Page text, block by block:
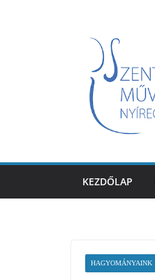
KEZDŐLAP
HAGYOMÁNYAINK